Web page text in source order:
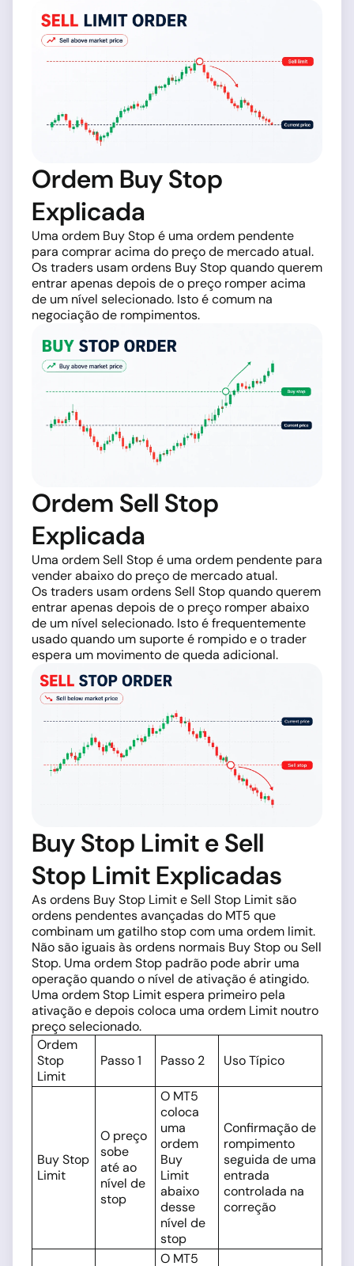
Ordem Buy Stop
Explicada
Uma ordem Buy Stop é uma ordem pendente
para comprar acima do preço de mercado atual.
Os traders usam ordens Buy Stop quando querem
entrar apenas depois de o preço romper acima
de um nível selecionado. Isto é comum na
negociação de rompimentos.
Ordem Sell Stop
Explicada
Uma ordem Sell Stop é uma ordem pendente para
vender abaixo do preço de mercado atual.
Os traders usam ordens Sell Stop quando querem
entrar apenas depois de o preço romper abaixo
de um nível selecionado. Isto é frequentemente
usado quando um suporte é rompido e o trader
espera um movimento de queda adicional.
Buy Stop Limit e Sell
Stop Limit Explicadas
As ordens Buy Stop Limit e Sell Stop Limit são
ordens pendentes avançadas do MT5 que
combinam um gatilho stop com uma ordem limit.
Não são iguais às ordens normais Buy Stop ou Sell
Stop. Uma ordem Stop padrão pode abrir uma
operação quando o nível de ativação é atingido.
Uma ordem Stop Limit espera primeiro pela
ativação e depois coloca uma ordem Limit noutro
preço selecionado.
Ordem
Stop
Limit
Passo 1 Passo 2 Uso Típico
Buy Stop
Limit
O preço
sobe
até ao
nível de
stop
O MT5
coloca
uma
ordem
Buy
Limit
abaixo
desse
nível de
stop
Confirmação de
rompimento
seguida de uma
entrada
controlada na
correção
O MT5